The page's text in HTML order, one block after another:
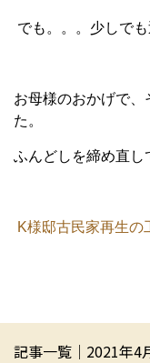
でも。。。少しで
お母様のおかげで、
た。
ふんどしを締め直し
K様邸古民家再生の
記事一覧｜2021年4